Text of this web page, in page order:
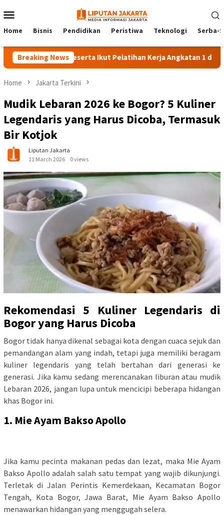
to
Menu
Home Bisnis Pendidikan Peristiwa Teknologi Serba-
Breaking News
140 Peserta Ikut Pelatihan Kerja Angkatan 1 di PPKD Jaksel
Home Jakarta Terkini
Mudik Lebaran 2026 ke Bogor? 5 Kuliner
Legendaris yang Harus Dicoba, Termasuk
Bir Kotjok
Liputan Jakarta
11 March 2026
0 views
Rekomendasi 5 Kuliner Legendaris di
Bogor yang Harus Dicoba
Bogor tidak hanya dikenal sebagai kota dengan cuaca sejuk dan
pemandangan alam yang indah, tetapi juga memiliki beragam
kuliner legendaris yang telah bertahan dari generasi ke
generasi. Jika kamu sedang merencanakan liburan atau mudik
Lebaran 2026, jangan lupa untuk mencicipi beberapa hidangan
khas Bogor ini.
1. Mie Ayam Bakso Apollo
Jika kamu pecinta makanan pedas dan lezat, maka Mie Ayam
Bakso Apollo adalah salah satu tempat yang wajib dikunjungi.
Terletak di Jalan Perintis Kemerdekaan, Kecamatan Bogor
Tengah, Kota Bogor, Jawa Barat, Mie Ayam Bakso Apollo
menawarkan hidangan yang menggugah selera.